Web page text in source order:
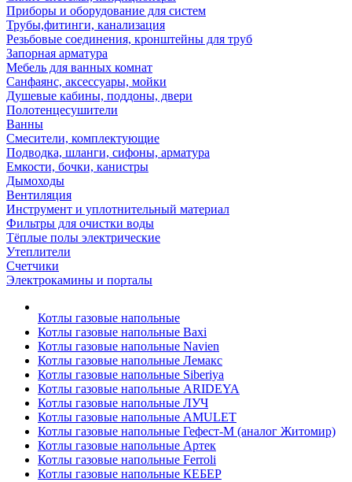
Приборы и оборудование для систем
Трубы,фитинги, канализация
Резьбовые соединения, кронштейны для труб
Запорная арматура
Мебель для ванных комнат
Санфаянс, аксессуары, мойки
Душевые кабины, поддоны, двери
Полотенцесушители
Ванны
Смесители, комплектующие
Подводка, шланги, сифоны, арматура
Емкости, бочки, канистры
Дымоходы
Вентиляция
Инструмент и уплотнительный материал
Фильтры для очистки воды
Тёплые полы электрические
Утеплители
Счетчики
Электрокамины и порталы
Котлы газовые напольные
Котлы газовые напольные Baxi
Котлы газовые напольные Navien
Котлы газовые напольные Лемакс
Котлы газовые напольные Siberiya
Котлы газовые напольные ARIDEYA
Котлы газовые напольные ЛУЧ
Котлы газовые напольные AMULET
Котлы газовые напольные Гефест-М (аналог Житомир)
Котлы газовые напольные Артек
Котлы газовые напольные Ferroli
Котлы газовые напольные КЕБЕР